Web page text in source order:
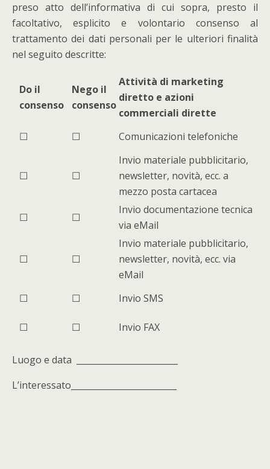
preso atto dell’informativa di cui sopra, presto il
facoltativo, esplicito e volontario consenso al
trattamento dei dati personali per le ulteriori finalità
nel seguito descritte:
Do il
consenso
Nego il
consenso
Attività di marketing
diretto e azioni
commerciali dirette
☐
☐ Comunicazioni telefoniche
☐ ☐
Invio materiale pubblicitario,
newsletter, novità, ecc. a
mezzo posta cartacea
☐
☐
Invio documentazione tecnica
via eMail
☐ ☐
Invio materiale pubblicitario,
newsletter, novità, ecc. via
eMail
☐
☐ Invio SMS
☐ ☐ Invio FAX
Luogo e data ________________________
L’interessato_________________________